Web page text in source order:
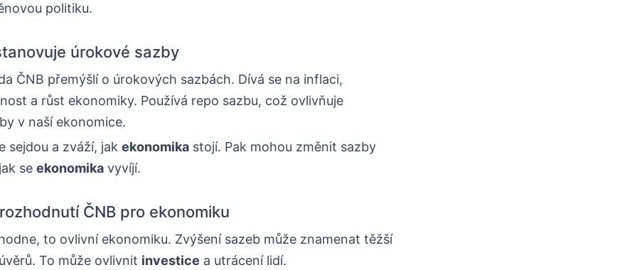
politiku.
úrokové sazby
ČNB přemýšlí o úrokových sazbách. Dívá se na inflaci,
a růst ekonomiky. Používá repo sazbu, což ovlivňuje
v naší ekonomice.
sejdou a zváží, jak ekonomika stojí. Pak mohou změnit sazby
se ekonomika vyvíjí.
ČNB pro ekonomiku
to ovlivní ekonomiku. Zvýšení sazeb může znamenat těžší
To může ovlivnit investice a utrácení lidí.